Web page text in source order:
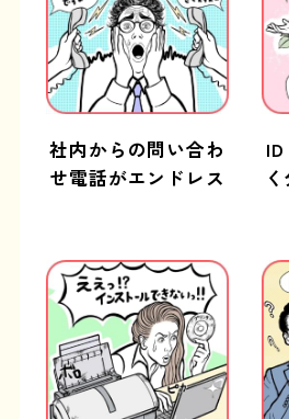
社内からの問い合わ
せ電話がエンドレス